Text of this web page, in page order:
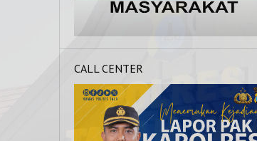
CALL CENTER